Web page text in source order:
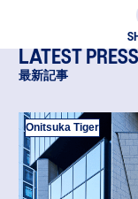
LATEST
最新記事
Onitsuka Tiger